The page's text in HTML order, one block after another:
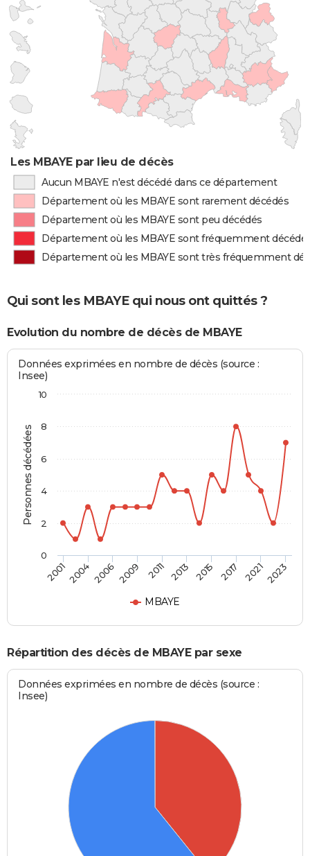
Les MBAYE par lieu de décès
Aucun MBAYE n'est décédé dans ce département
Département où les MBAYE sont rarement décédés
Département où les MBAYE sont peu décédés
Département où les MBAYE sont fréquemment
Département où les MBAYE sont très fréquemment
Qui sont les MBAYE qui nous ont quittés ?
Evolution du nombre de décès de MBAYE
Personnes décédées
Données exprimées en nombre de décès (source :
Insee)
MBAYE
2001200420062009 2011 2013 2015 2017 20212023
0
2
4
6
8
10
Répartition des décès de MBAYE par sexe
Données exprimées en nombre de décès (source :
Insee)